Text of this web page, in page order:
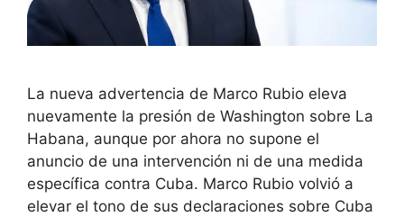
La nueva advertencia de Marco Rubio eleva
nuevamente la presión de Washington sobre La
Habana, aunque por ahora no supone el
anuncio de una intervención ni de una medida
específica contra Cuba. Marco Rubio volvió a
elevar el tono de sus declaraciones sobre Cuba